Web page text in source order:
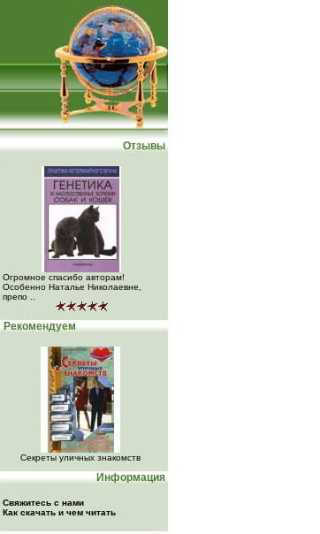
Отзывы
Огромное спасибо авторам!
Особенно Наталье Николаевне,
препо ..
Рекомендуем
Секреты уличных знакомств
Информация
Свяжитесь с нами
Как скачать и чем читать